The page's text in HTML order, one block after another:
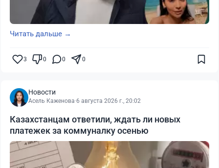
Читать дальше →
3 0 0 0
Новости
Асель Каженова·6 августа 2026 г., 20:02
Казахстанцам ответили, ждать ли новых
платежек за коммуналку осенью